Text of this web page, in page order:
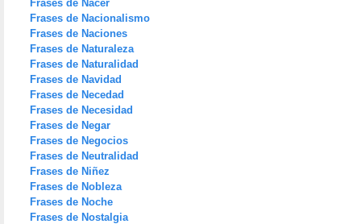
Frases de Nacer
Frases de Nacionalismo
Frases de Naciones
Frases de Naturaleza
Frases de Naturalidad
Frases de Navidad
Frases de Necedad
Frases de Necesidad
Frases de Negar
Frases de Negocios
Frases de Neutralidad
Frases de Niñez
Frases de Nobleza
Frases de Noche
Frases de Nostalgia